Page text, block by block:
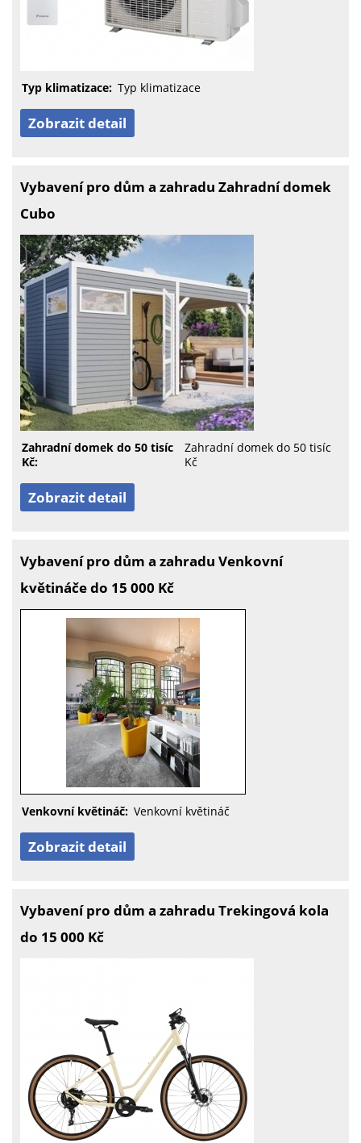
Typ klimatizace: Typ klimatizace
Zobrazit detail
Vybavení pro dům a zahradu Zahradní domek
Cubo
Zahradní domek do 50 tisíc
Kč:
Zahradní domek do 50 tisíc
Kč
Zobrazit detail
Vybavení pro dům a zahradu Venkovní
květináče do 15 000 Kč
Venkovní květináč: Venkovní květináč
Zobrazit detail
Vybavení pro dům a zahradu Trekingová kola
do 15 000 Kč